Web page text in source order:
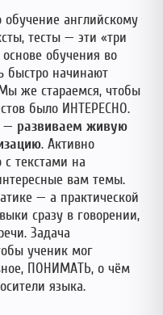
обучение английскому
тесты — эти «три
обучения во
быстро начинают
же стараемся, чтобы
было ИНТЕРЕСНО.
— развиваем живую
. Активно
текстами на
вам темы.
— а практической
сразу в говорении,
Задача
ученик мог
ПОНИМАТЬ, о чём
языка.